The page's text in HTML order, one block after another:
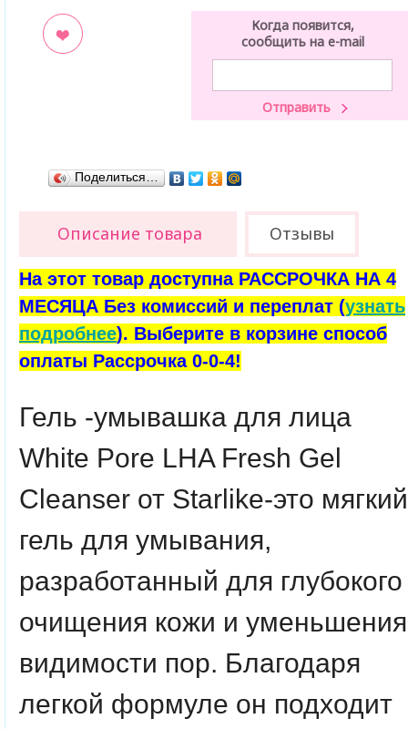
Когда появится,
сообщить на e-mail
Поделиться…
Описание товара Отзывы
На этот товар доступна РАССРОЧКА НА 4
МЕСЯЦА Без комиссий и переплат (узнать
подробнее). Выберите в корзине способ
оплаты Рассрочка 0-0-4!
Гель -умывашка для лица
White Pore LHA Fresh Gel
Cleanser от Starlike-это мягкий
гель для умывания,
разработанный для глубокого
очищения кожи и уменьшения
видимости пор. Благодаря
легкой формуле он подходит